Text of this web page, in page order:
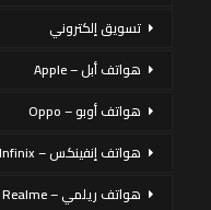
تسويق إلكتروني
هواتف أبل – Apple
هواتف أوبو – Oppo
هواتف إنفينكس – Infinix
هواتف ريلمي – Realme